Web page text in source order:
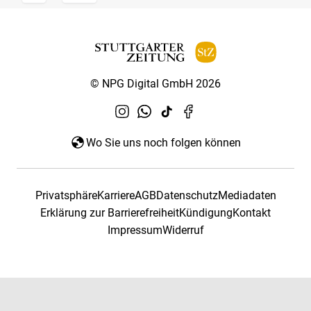
© NPG Digital GmbH 2026
Wo Sie uns noch folgen können
PrivatsphäreKarriereAGBDatenschutzMediadaten
Erklärung zur BarrierefreiheitKündigungKontakt
ImpressumWiderruf